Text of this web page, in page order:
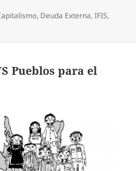
, Deuda Externa,IFIS,
Pueblos para el